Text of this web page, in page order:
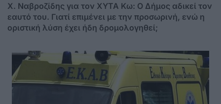
Χ. Ναβροζίδης για τον ΧΥΤΑ Kω: Ο Δήμος αδικεί τον
εαυτό του. Γιατί επιμένει με την προσωρινή, ενώ η
οριστική λύση έχει ήδη δρομολογηθεί;